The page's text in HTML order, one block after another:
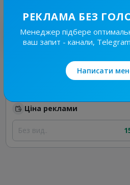
Найкращі за темою
19.6K/
3.8K
Новини Львівщини
Ціна реклами
Без вид..
РЕКЛАМА БЕЗ
Менеджер підбере
ваш запит - канали,
Написати